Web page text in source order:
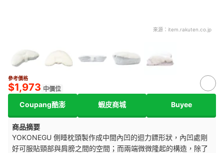
來源： item.rakuten.co.jp
參考價格
$1,973 中價位
Coupang酷澎 蝦皮商城 Buyee
商品摘要
YOKONEGU 側睡枕頭製作成中間內凹的迴力鏢形狀，內凹處剛
好可服貼頸部與肩膀之間的空間；而兩端微微隆起的構造，除了